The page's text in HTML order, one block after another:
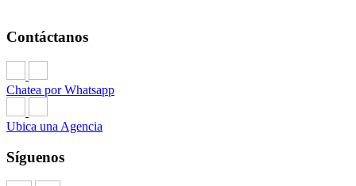
Contáctanos
Chatea por Whatsapp
Ubica una Agencia
Síguenos